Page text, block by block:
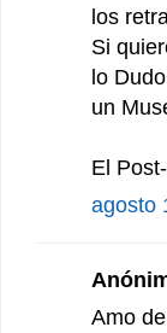
los
Si
lo
un
El
agosto
Amo